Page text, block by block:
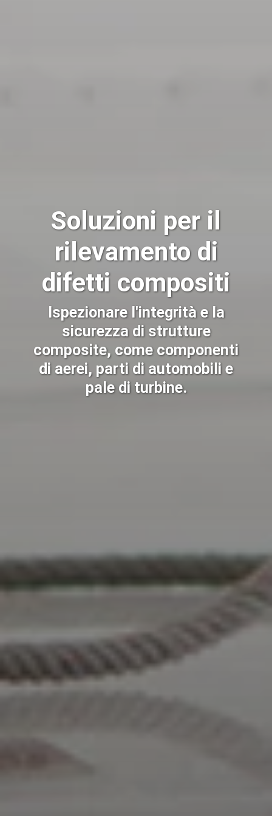
Soluzioni per il
rilevamento di
difetti compositi
Ispezionare l'integrità e la
sicurezza di strutture
composite, come componenti
di aerei, parti di automobili e
pale di turbine.